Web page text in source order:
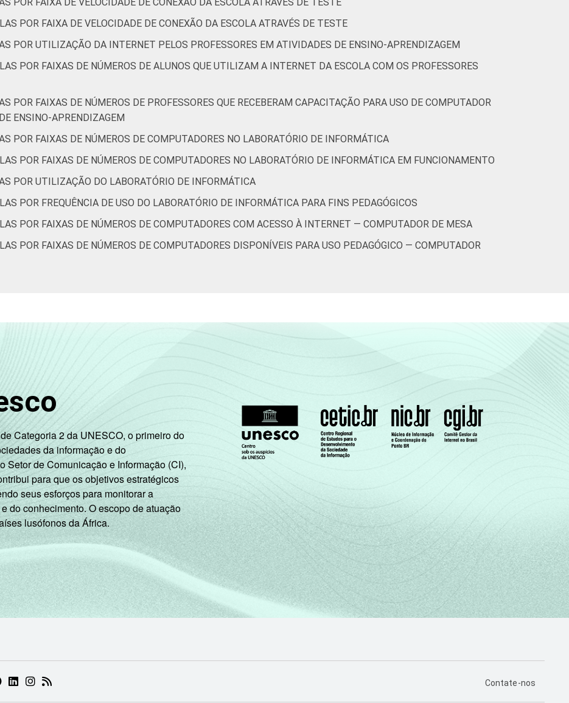
POR FAIXA DE VELOCIDADE DE CONEXÃO DA ESCOLA ATRAVÉS DE TESTE
POR UTILIZAÇÃO DA INTERNET PELOS PROFESSORES EM ATIVIDADES DE ENSINO-APRENDIZAGEM
POR FAIXAS DE NÚMEROS DE ALUNOS QUE UTILIZAM A INTERNET DA ESCOLA COM OS PROFESSORES
POR FAIXAS DE NÚMEROS DE PROFESSORES QUE RECEBERAM CAPACITAÇÃO PARA USO DE COMPUTADOR
ENSINO-APRENDIZAGEM
POR FAIXAS DE NÚMEROS DE COMPUTADORES NO LABORATÓRIO DE INFORMÁTICA
POR FAIXAS DE NÚMEROS DE COMPUTADORES NO LABORATÓRIO DE INFORMÁTICA EM FUNCIONAMENTO
POR UTILIZAÇÃO DO LABORATÓRIO DE INFORMÁTICA
POR FREQUÊNCIA DE USO DO LABORATÓRIO DE INFORMÁTICA PARA FINS PEDAGÓGICOS
POR FAIXAS DE NÚMEROS DE COMPUTADORES COM ACESSO À INTERNET — COMPUTADOR DE MESA
POR FAIXAS DE NÚMEROS DE COMPUTADORES DISPONÍVEIS PARA USO PEDAGÓGICO — COMPUTADOR
Categoria 2 da UNESCO, o primeiro do
da informação e do
Setor de Comunicação e Informação (CI),
para que os objetivos estratégicos
seus esforços para monitorar a
do conhecimento. O escopo de atuação
lusófonos da África.
(ABRE EM NOVA ABA)
NIC.BR (ABRE EM NOVA ABA)
DO NIC.BR (ABRE EM NOVA ABA)
DO NIC.BR (ABRE EM NOVA ABA)
DO NIC.BR (ABRE EM NOVA ABA)
LINKEDIN DO NIC.BR (ABRE EM NOVA ABA)
INSTAGRAM DO NIC.BR (ABRE EM NOVA ABA)
RSS DO NIC.BR (ABRE EM NOVA ABA) PÁGINA DE
Contate-nos